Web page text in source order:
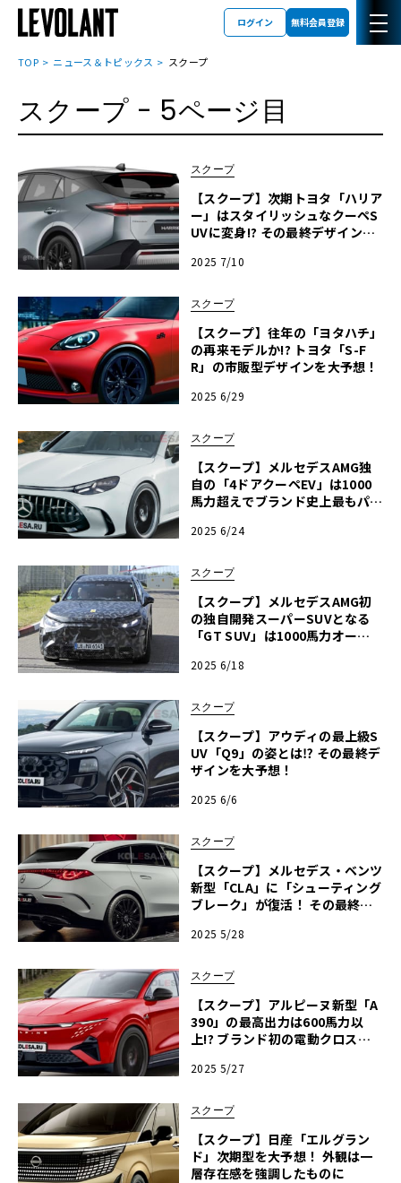
ログイン 無料会員登録
TOP ニュース＆トピックス スクープ
スクープ - 5ページ目
スクープ
【スクープ】次期トヨタ「ハリア
ー」はスタイリッシュなクーペS
UVに変身!? その最終デザインを
2025 7/10
スクープ
【スクープ】往年の「ヨタハチ」
の再来モデルか!? トヨタ「S-F
R」の市販型デザインを大予想！
2025 6/29
スクープ
【スクープ】メルセデスAMG独
自の「4ドアクーペEV」は1000
馬力超えでブランド史上最もパワ
2025 6/24
スクープ
【スクープ】メルセデスAMG初
の独自開発スーパーSUVとなる
「GT SUV」は1000馬力オーバ
2025 6/18
スクープ
【スクープ】アウディの最上級S
UV「Q9」の姿とは⁉ その最終デ
ザインを大予想！
2025 6/6
スクープ
【スクープ】メルセデス・ベンツ
新型「CLA」に「シューティング
ブレーク」が復活！ その最終デ
2025 5/28
スクープ
【スクープ】アルピーヌ新型「A
390」の最高出力は600馬力以
上!? ブランド初の電動クロスオ
2025 5/27
スクープ
【スクープ】日産「エルグラン
ド」次期型を大予想！ 外観は一
層存在感を強調したものに